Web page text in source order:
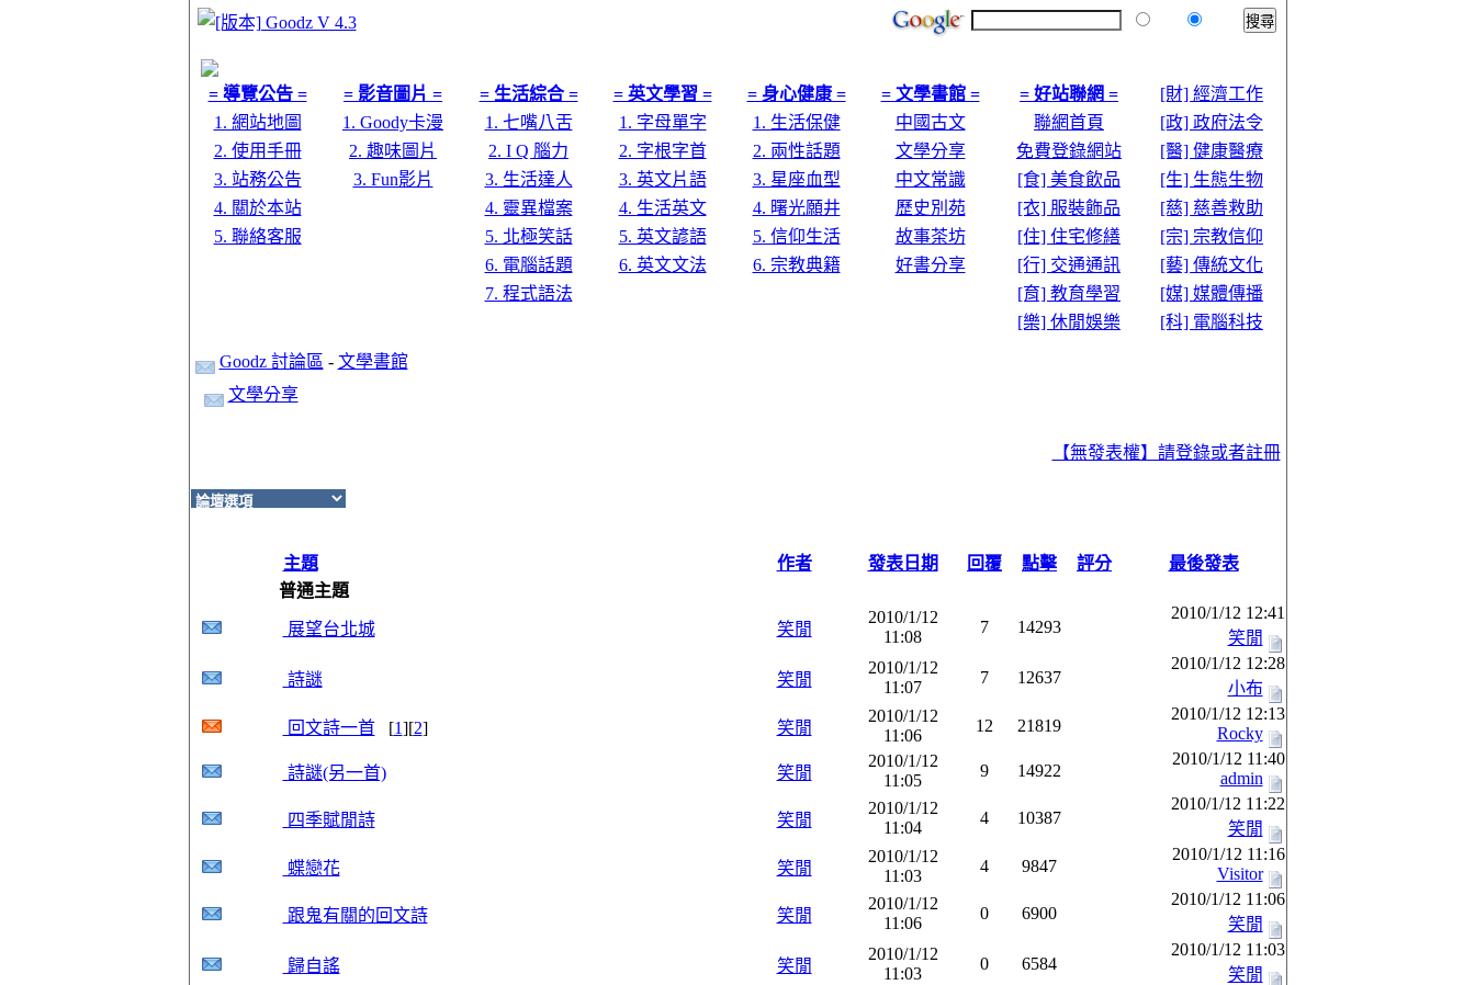
= 導覽公告 = = 影音圖片 = = 生活綜合 = = 英文學習 = = 身心健康 = = 文學書館 = = 好站聯網 =
[財] 經濟工作
1. 網站地圖
1. Goody卡漫 1. 七嘴八舌 1. 字母單字 1. 生活保健 中國古文 聯網首頁
[政] 政府法令
2. 使用手冊
2. 趣味圖片 2. I Q 腦力 2. 字根字首 2. 兩性話題 文學分享 免費登錄網站
[醫] 健康醫療
3. 站務公告
3. Fun影片 3. 生活達人 3. 英文片語 3. 星座血型 中文常識 [食] 美食飲品
[生] 生態生物
4. 關於本站
4. 靈異檔案 4. 生活英文 4. 曙光願井 歷史別苑 [衣] 服裝飾品
[慈] 慈善救助
5. 聯絡客服
5. 北極笑話 5. 英文諺語 5. 信仰生活 故事茶坊 [住] 住宅修繕
[宗] 宗教信仰
6. 電腦話題
6. 英文文法 6. 宗教典籍 好書分享 [行] 交通通訊
[藝] 傳統文化
7. 程式語法
[育] 教育學習
[媒] 媒體傳播
[樂] 休閒娛樂
[科] 電腦科技
Goodz 討論區 - 文學書館
文學分享
【無發表權】請登錄或者註冊
主題 作者 發表日期 回覆 點擊 評分
最後發表
普通主題
展望台北城 笑閒
2010/1/12
11:08
7 14293
2010/1/12 12:41
笑閒
詩謎 笑閒
2010/1/12
11:07
7 12637
2010/1/12 12:28
小布
回文詩一首[1][2] 笑閒
2010/1/12
11:06
12 21819
2010/1/12 12:13
Rocky
詩謎(另一首) 笑閒
2010/1/12
11:05
9 14922
2010/1/12 11:40
admin
四季賦閒詩 笑閒
2010/1/12
11:04
4 10387
2010/1/12 11:22
笑閒
蝶戀花 笑閒
2010/1/12
11:03
4 9847
2010/1/12 11:16
Visitor
跟鬼有關的回文詩 笑閒
2010/1/12
11:06
0 6900
2010/1/12 11:06
笑閒
歸自謠 笑閒
2010/1/12
11:03
0 6584
2010/1/12 11:03
笑閒